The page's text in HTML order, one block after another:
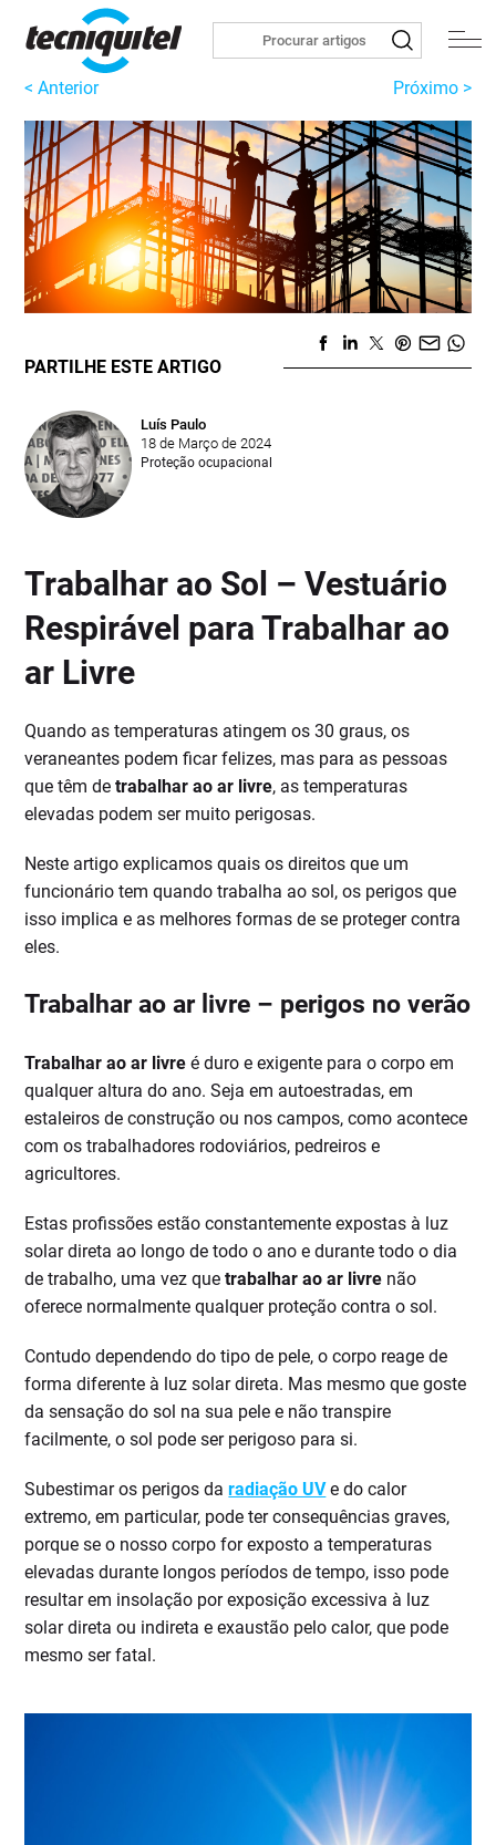
< Anterior Próximo >
PARTILHE ESTE ARTIGO
Luís Paulo
18 de Março de 2024
Proteção ocupacional
Trabalhar ao Sol – Vestuário
Respirável para Trabalhar ao
ar Livre
Quando as temperaturas atingem os 30 graus, os
veraneantes podem ficar felizes, mas para as pessoas
que têm detrabalhar ao ar livre, as temperaturas
elevadas podem ser muito perigosas.
Neste artigo explicamos quais os direitos que um
funcionário tem quando trabalha ao sol, os perigos que
isso implica e as melhores formas de se proteger contra
eles.
Trabalhar ao ar livre – perigos no verão
Trabalhar ao ar livre é duro e exigente para o corpo em
qualquer altura do ano. Seja em autoestradas, em
estaleiros de construção ou nos campos, como acontece
com os trabalhadores rodoviários, pedreiros e
agricultores.
Estas profissões estão constantemente expostas à luz
solar direta ao longo de todo o ano e durante todo o dia
de trabalho, uma vez quetrabalhar ao ar livre não
oferece normalmente qualquer proteção contra o sol.
Contudo dependendo do tipo de pele, o corpo reage de
forma diferente à luz solar direta. Mas mesmo que goste
da sensação do sol na sua pele e não transpire
facilmente, o sol pode ser perigoso para si.
Subestimar os perigos daradiação UVe do calor
extremo, em particular, pode ter consequências graves,
porque se o nosso corpo for exposto a temperaturas
elevadas durante longos períodos de tempo, isso pode
resultar em insolação por exposição excessiva à luz
solar direta ou indireta e exaustão pelo calor, que pode
mesmo ser fatal.